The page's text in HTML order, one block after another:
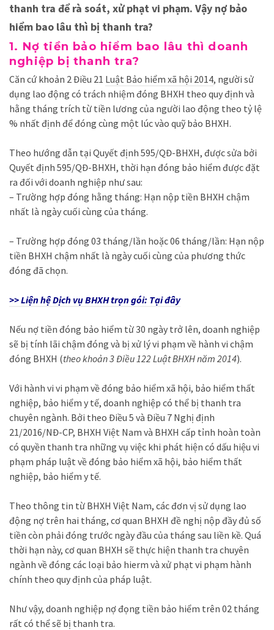
thanh tra để rà soát, xử phạt vi phạm. Vậy nợ bảo
hiểm bao lâu thì bị thanh tra?
1. Nợ tiền bảo hiểm bao lâu thì doanh
nghiệp bị thanh tra?
Căn cứ khoản 2 Điều 21 Luật Bảo hiểm xã hội 2014, người sử
dụng lao động có trách nhiệm đóng BHXH theo quy định và
hằng tháng trích từ tiền lương của người lao động theo tỷ lệ
% nhất định để đóng cùng một lúc vào quỹ bảo BHXH.
Theo hướng dẫn tại Quyết định 595/QĐ-BHXH, được sửa bởi
Quyết định 595/QĐ-BHXH, thời hạn đóng bảo hiểm được đặt
ra đối với doanh nghiệp như sau:
– Trường hợp đóng hằng tháng: Hạn nộp tiền BHXH chậm
nhất là ngày cuối cùng của tháng.
– Trường hợp đóng 03 tháng/lần hoặc 06 tháng/lần: Hạn nộp
tiền BHXH chậm nhất là ngày cuối cùng của phương thức
đóng đã chọn.
>> Liện hệ Dịch vụ BHXH trọn gói: Tại đây
Nếu nợ tiền đóng bảo hiểm từ 30 ngày trở lên, doanh nghiệp
sẽ bị tính lãi chậm đóng và bị xử lý vi phạm về hành vi chậm
đóng BHXH (theo khoản 3 Điều 122 Luật BHXH năm 2014).
Với hành vi vi phạm về đóng bảo hiểm xã hội, bảo hiểm thất
nghiệp, bảo hiểm y tế, doanh nghiệp có thể bị thanh tra
chuyên ngành. Bởi theo Điều 5 và Điều 7 Nghị định
21/2016/NĐ-CP, BHXH Việt Nam và BHXH cấp tỉnh hoàn toàn
có quyền thanh tra những vụ việc khi phát hiện có dấu hiệu vi
phạm pháp luật về đóng bảo hiểm xã hội, bảo hiểm thất
nghiệp, bảo hiểm y tế.
Theo thông tin từ BHXH Việt Nam, các đơn vị sử dụng lao
động nợ trên hai tháng, cơ quan BHXH đề nghị nộp đầy đủ số
tiền còn phải đóng trước ngày đầu của tháng sau liền kề. Quá
thời hạn này, cơ quan BHXH sẽ thực hiện thanh tra chuyên
ngành về đóng các loại bảo hierm và xử phạt vi phạm hành
chính theo quy định của pháp luật.
Như vậy, doanh nghiệp nợ đọng tiền bảo hiểm trên 02 tháng
rất có thể sẽ bị thanh tra.